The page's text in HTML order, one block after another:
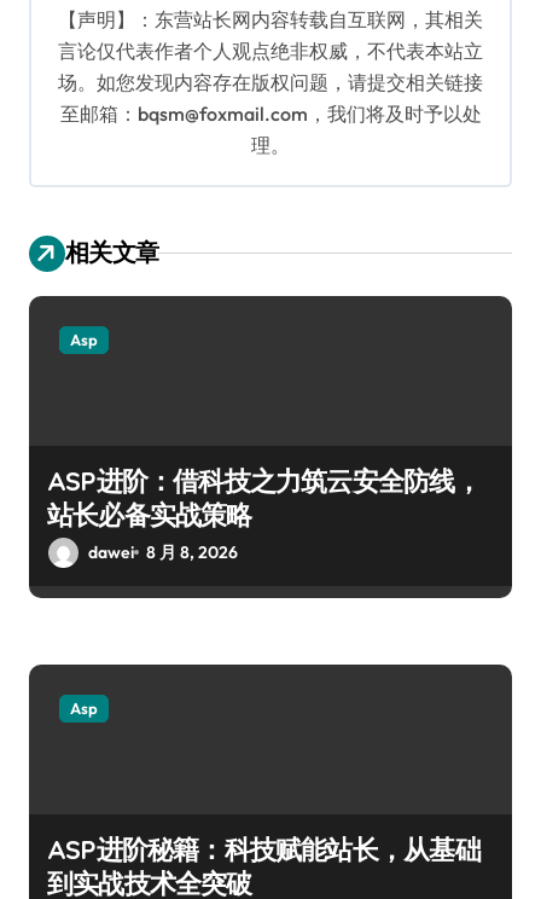
【声明】：东营站长网内容转载自互联网，其相关
言论仅代表作者个人观点绝非权威，不代表本站立
场。如您发现内容存在版权问题，请提交相关链接
至邮箱：bqsm@foxmail.com，我们将及时予以处
理。
相关文章
Asp
ASP进阶：借科技之力筑云安全防线，
站长必备实战策略
dawei 8 月 8, 2026
Asp
ASP进阶秘籍：科技赋能站长，从基础
到实战技术全突破